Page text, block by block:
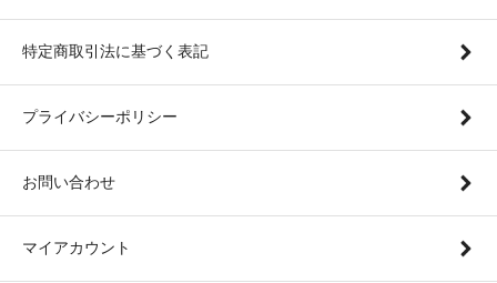
特定商取引法に基づく表記
プライバシーポリシー
お問い合わせ
マイアカウント